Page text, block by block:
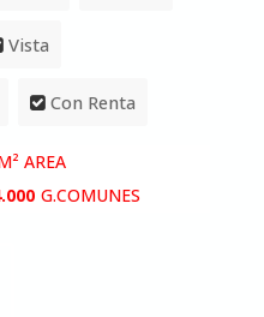
Vista
Con Renta
AREA
G.COMUNES